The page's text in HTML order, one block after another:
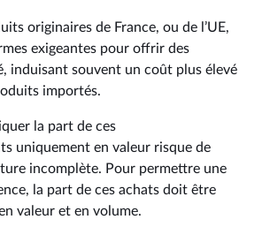
originaires de France, ou de l’UE,
exigeantes pour offrir des
induisant souvent un coût plus élevé
importés.
la part de ces
uniquement en valeur risque de
incomplète. Pour permettre une
la part de ces achats doit être
valeur et en volume.